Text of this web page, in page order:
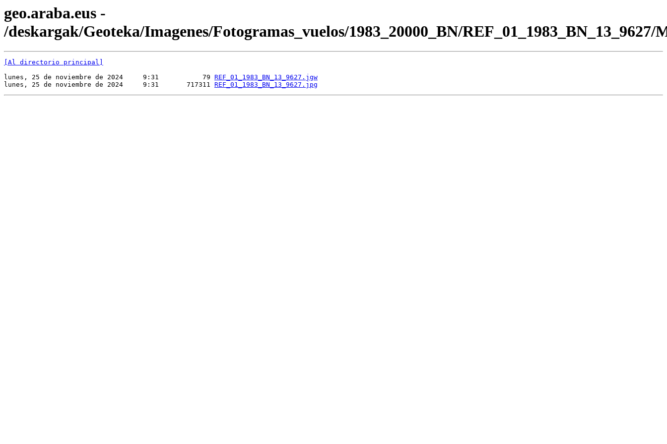
geo.araba.eus -
/deskargak/Geoteka/Imagenes/Fotogramas_vuelos/1983_20000_BN/
[Al directorio principal]
lunes, 25 de noviembre de 2024     9:31           79 REF_01_1983_BN_13_9627.jgw
lunes, 25 de noviembre de 2024     9:31       717311 REF_01_1983_BN_13_9627.jpg